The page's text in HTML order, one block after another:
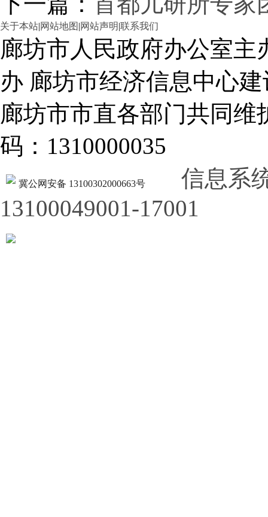
关于本站|网站地图 |网站声明|联系我们
廊坊市人民政府办公室
办 廊坊市经济信息中心建
廊坊市市直各部门共同
码：1310000035
冀公网安备 13100302000663号
信息系
13100049001-17001